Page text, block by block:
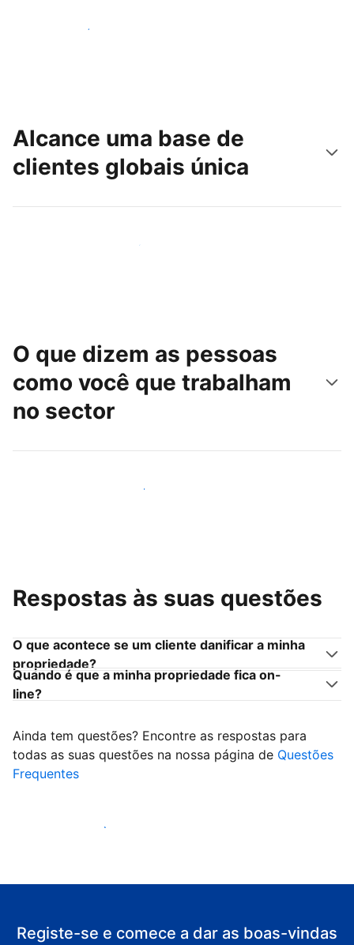
Comece hoje mesmo
Alcance uma base de
clientes globais única
Chegue hoje mesmo a novas pessoas
O que dizem as pessoas
como você que trabalham
no sector
Junte-se a outros anfitriões como você
Respostas às suas questões
O que acontece se um cliente danificar a minha
propriedade?
Quando é que a minha propriedade fica on-
line?
Ainda tem questões? Encontre as respostas para
todas as suas questões na nossa página de Questões
Frequentes
Comece a receber clientes
Registe-se e comece a dar as boas-vindas